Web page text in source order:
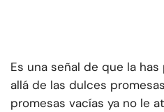
Es una señal de que la
allá de las dulces
promesas vacías ya no le